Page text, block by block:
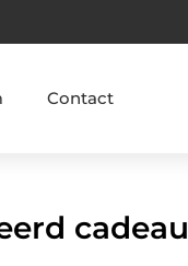
Contact
cadeau